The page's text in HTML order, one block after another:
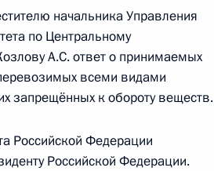
приёма, проведённого
начальника Управления
по Центральному
А.С. ответ о принимаемых
всеми видами
запрещённых к обороту веществ.
Российской Федерации
Российской Федерации.